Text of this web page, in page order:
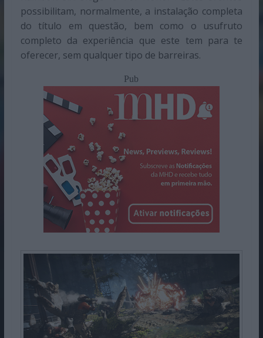
possibilitam, normalmente, a instalação completa
do título em questão, bem como o usufruto
completo da experiência que este tem para te
oferecer, sem qualquer tipo de barreiras.
Pub